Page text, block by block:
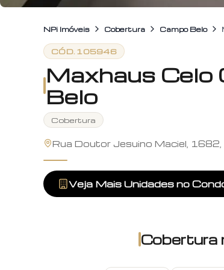
NPi Imóveis Cobertura Campo Belo
CÓD. 105946
Maxhaus Celo
Belo
Cobertura
Rua Doutor Jesuino Maciel,
Veja Mais Unidades no
Cobertura